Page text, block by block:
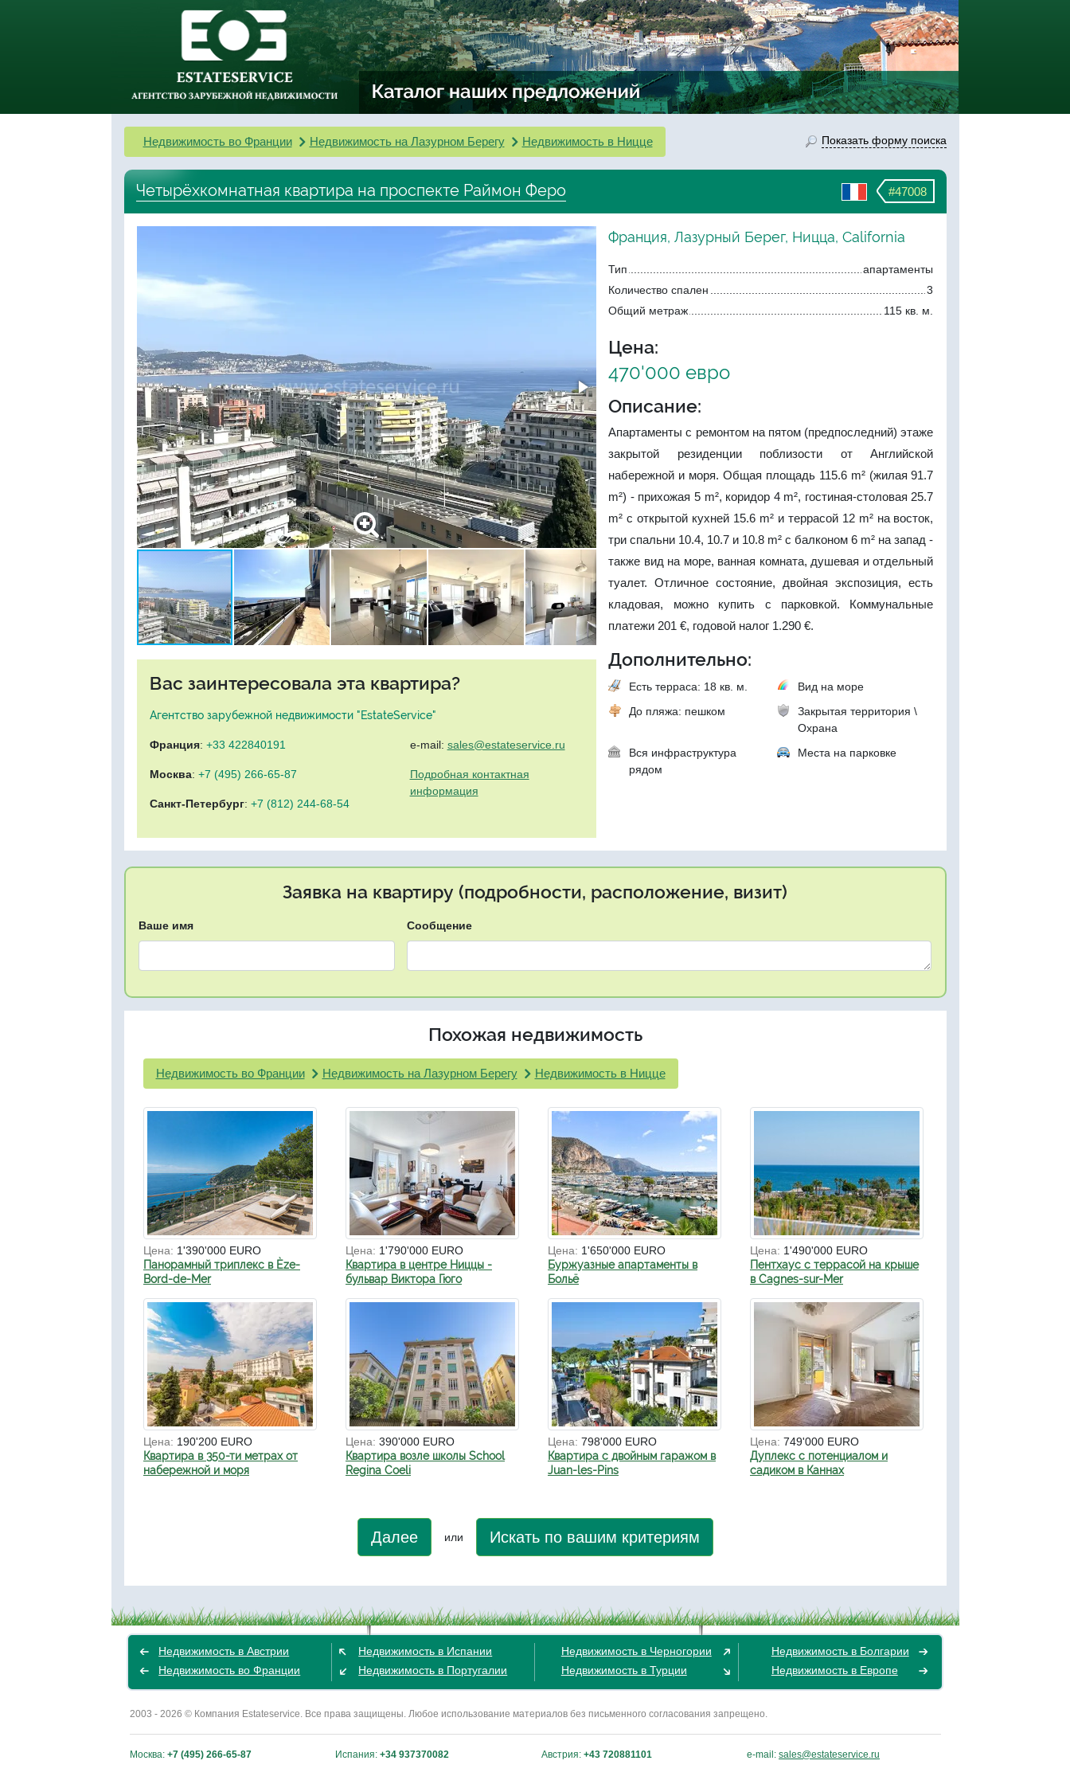
Недвижимость во Франции Недвижимость на Лазурном Берегу Недвижимость в Ницце Показать форму поиска
#47008
Четырёхкомнатная квартира на проспекте Раймон Феро
Вас заинтересовала эта квартира?
Агентство зарубежной недвижимости "EstateService"
Франция: +33 422840191
Москва: +7 (495) 266-65-87
Санкт-Петербург: +7 (812) 244-68-54
e-mail: sales@estateservice.ru
Подробная контактная
информация
Франция, Лазурный Берег, Ницца, California
Тип
апартаменты
Количество спален
3
Общий метраж
115 кв. м.
Цена:
470'000 евро
Описание:
Апартаменты с ремонтом на пятом (предпоследний) этаже
закрытой резиденции поблизости от Английской
набережной и моря. Общая площадь 115.6 m² (жилая 91.7
m²) - прихожая 5 m², коридор 4 m², гостиная-столовая 25.7
m² с открытой кухней 15.6 m² и террасой 12 m² на восток,
три спальни 10.4, 10.7 и 10.8 m² с балконом 6 m² на запад -
также вид на море, ванная комната, душевая и отдельный
туалет. Отличное состояние, двойная экспозиция, есть
кладовая, можно купить с парковкой. Коммунальные
платежи 201 €, годовой налог 1.290 €.
Дополнительно:
Есть терраса: 18 кв. м.
Вид на море
До пляжа: пешком
Закрытая территория \
Охрана
Вся инфраструктура
рядом
Места на парковке
Заявка на квартиру (подробности, расположение, визит)
Ваше имя Сообщение
Похожая недвижимость
Недвижимость во Франции Недвижимость на Лазурном Берегу Недвижимость в Ницце
Цена: 1'390'000 EURO
Панорамный триплекс в Èze-
Bord-de-Mer
Цена: 1'790'000 EURO
Квартира в центре Ниццы -
бульвар Виктора Гюго
Цена: 1'650'000 EURO
Буржуазные апартаменты в
Больё
Цена: 1'490'000 EURO
Пентхаус с террасой на крыше
в Cagnes-sur-Mer
Цена: 190'200 EURO
Квартира в 350-ти метрах от
набережной и моря
Цена: 390'000 EURO
Квартира возле школы School
Regina Coeli
Цена: 798'000 EURO
Квартира с двойным гаражом в
Juan-les-Pins
Цена: 749'000 EURO
Дуплекс с потенциалом и
садиком в Каннах
Далее или Искать по вашим критериям
Недвижимость в Австрии
Недвижимость во Франции
Недвижимость в Испании
Недвижимость в Португалии
Недвижимость в Черногории
Недвижимость в Турции
Недвижимость в Болгарии
Недвижимость в Европе
2003 - 2026 © Компания Estateservice. Все права защищены. Любое использование материалов без письменного согласования запрещено.
Москва: +7 (495) 266-65-87 Испания: +34 937370082 Австрия: +43 720881101 e-mail: sales@estateservice.ru